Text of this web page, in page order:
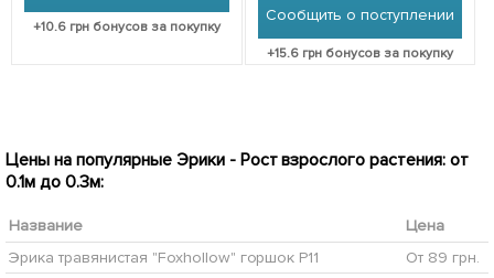
+10.6 грн бонусов за покупку
Сообщить о поступлении
+15.6 грн бонусов за покупку
Цены на популярные Эрики - Рост взрослого растения: от
0.1м до 0.3м:
Название
Цена
Эрика травянистая "Foxhollow" горшок P11
От 89 грн.